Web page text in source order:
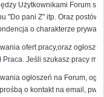
Użytkownikami Forum
"Do pani Z" itp. Oraz postów
o charakterze
ofert pracy,oraz
Praca. Jeśli szukasz pracy
ogłoszeń na Forum,
o kontakt na email, pw,